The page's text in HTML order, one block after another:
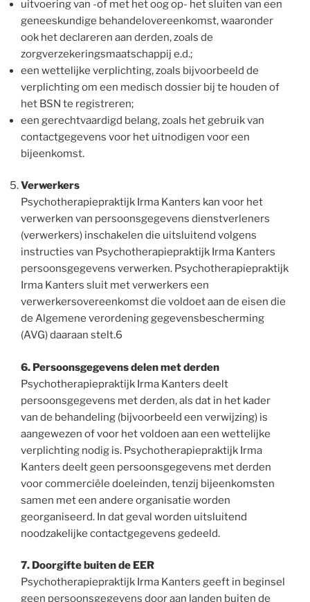
uitvoering van -of met het oog op- het sluiten van een
geneeskundige behandelovereenkomst, waaronder
ook het declareren aan derden, zoals de
zorgverzekeringsmaatschappij e.d.;
een wettelijke verplichting, zoals bijvoorbeeld de
verplichting om een medisch dossier bij te houden of
het BSN te registreren;
een gerechtvaardigd belang, zoals het gebruik van
contactgegevens voor het uitnodigen voor een
bijeenkomst.
Verwerkers
Psychotherapiepraktijk Irma Kanters kan voor het
verwerken van persoonsgegevens dienstverleners
(verwerkers) inschakelen die uitsluitend volgens
instructies van Psychotherapiepraktijk Irma Kanters
persoonsgegevens verwerken. Psychotherapiepraktijk
Irma Kanters sluit met verwerkers een
verwerkersovereenkomst die voldoet aan de eisen die
de Algemene verordening gegevensbescherming
(AVG) daaraan stelt.6
6. Persoonsgegevens delen met derden
Psychotherapiepraktijk Irma Kanters deelt
persoonsgegevens met derden, als dat in het kader
van de behandeling (bijvoorbeeld een verwijzing) is
aangewezen of voor het voldoen aan een wettelijke
verplichting nodig is. Psychotherapiepraktijk Irma
Kanters deelt geen persoonsgegevens met derden
voor commerciële doeleinden, tenzij bijeenkomsten
samen met een andere organisatie worden
georganiseerd. In dat geval worden uitsluitend
noodzakelijke contactgegevens gedeeld.
7. Doorgifte buiten de EER
Psychotherapiepraktijk Irma Kanters geeft in beginsel
geen persoonsgegevens door aan landen buiten de